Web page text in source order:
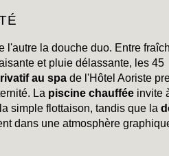
l'autre la douche duo. Entre
et pluie délassante, les 45
au spa de l'Hôtel Aoriste
La piscine chauffée invite
simple flottaison, tandis que la
dans une atmosphère